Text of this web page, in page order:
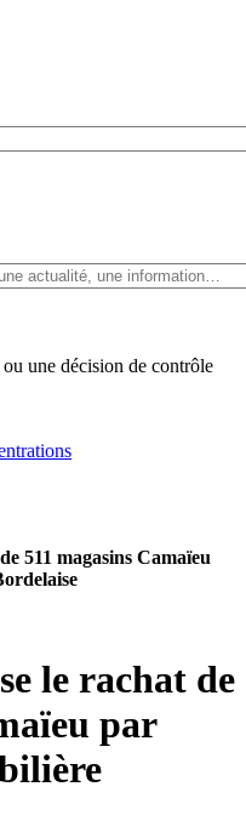
une décision de contrôle
511 magasins Camaïeu
le rachat de
par